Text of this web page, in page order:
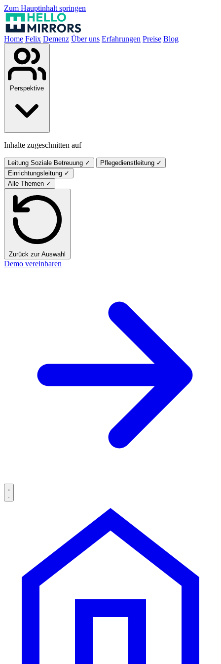
Zum Hauptinhalt springen
Home Felix Demenz Über uns Erfahrungen Preise Blog
Perspektive
Inhalte zugeschnitten auf
Leitung Soziale Betreuung ✓ Pflegedienstleitung ✓
Einrichtungsleitung ✓
Alle Themen ✓
Zurück zur Auswahl
Demo vereinbaren